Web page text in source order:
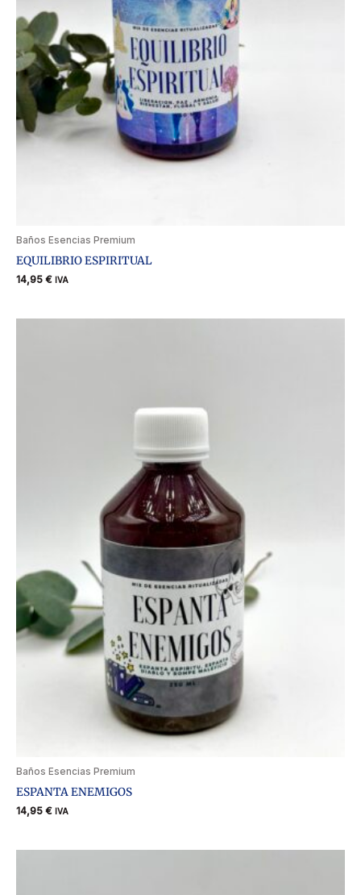
Baños Esencias Premium
EQUILIBRIO ESPIRITUAL
14,95 € IVA
Baños Esencias Premium
ESPANTA ENEMIGOS
14,95 € IVA